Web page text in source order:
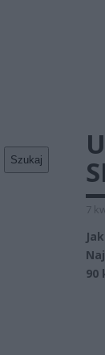
Szukaj
7
90